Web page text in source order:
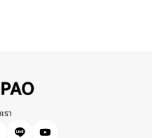
รา